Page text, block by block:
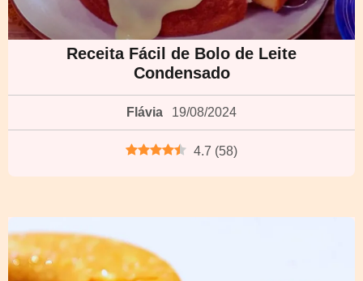
Receita Fácil de Bolo de Leite
Condensado
Flávia 19/08/2024
4.7 (58)